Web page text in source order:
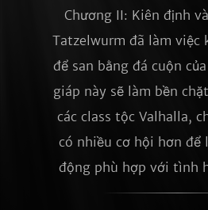
Chương II: Kiên định
Tatzelwurm đã làm việc
để san bằng đá cuộn
giáp này sẽ làm bền
các class tộc Valhalla,
có nhiều cơ hội hơn để
động phù hợp với tình